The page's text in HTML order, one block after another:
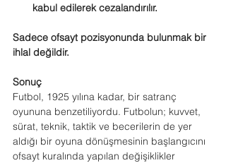
kabul edilerek cezalandırılır.
Sadece ofsayt pozisyonunda bulunmak bir
ihlal değildir.
Sonuç
Futbol, 1925 yılına kadar, bir satranç
oyununa benzetiliyordu. Futbolun; kuvvet,
sürat, teknik, taktik ve becerilerin de yer
aldığı bir oyuna dönüşmesinin başlangıcını
ofsayt kuralında yapılan değişiklikler